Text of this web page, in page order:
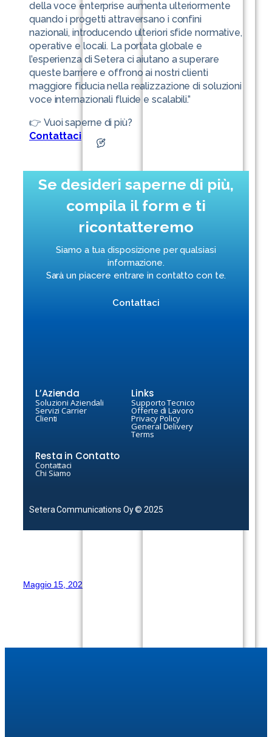
della voce enterprise aumenta ulteriormente
quando i progetti attraversano i confini
nazionali, introducendo ulteriori sfide normative,
operative e locali. La portata globale e
l’esperienza di Setera ci aiutano a superare
queste barriere e offrono ai nostri clienti
maggiore fiducia nella realizzazione di soluzioni
voce internazionali fluide e scalabili.”
👉 Vuoi saperne di più?
Contattaci
Se desideri saperne di più,
compila il form e ti
ricontatteremo
Siamo a tua disposizione per qualsiasi
informazione.
Sarà un piacere entrare in contatto con te.
Contattaci
L’Azienda
Soluzioni Aziendali
Servizi Carrier
Clienti
Links
Supporto Tecnico
Offerte di Lavoro
Privacy Policy
General Delivery
Terms
Resta in Contatto
Contattaci
Chi Siamo
Setera Communications Oy © 2025
Maggio 15, 2026